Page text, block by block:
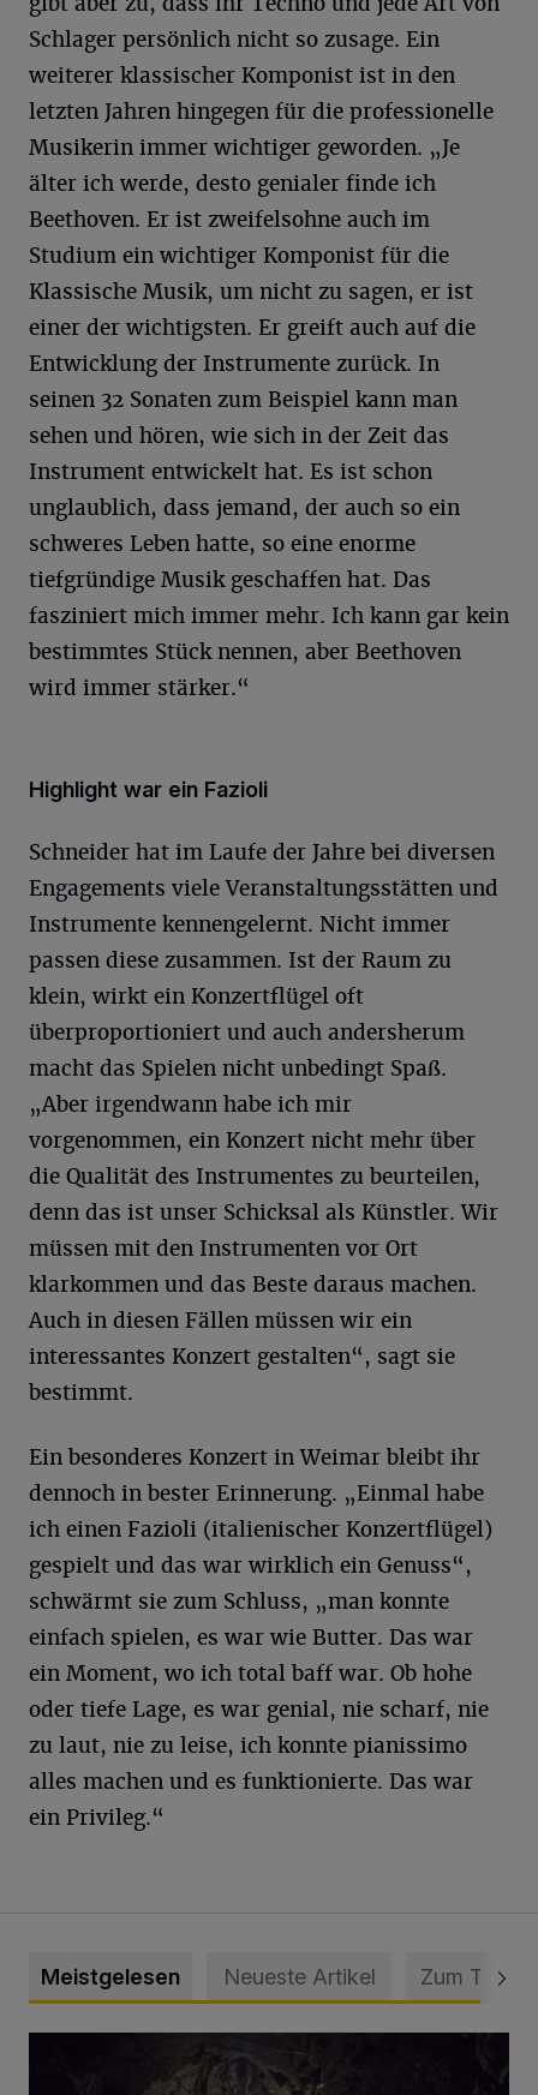
Schlager persönlich nicht so zusage. Ein
weiterer klassischer Komponist ist in den
letzten Jahren hingegen für die professionelle
Musikerin immer wichtiger geworden. „Je
älter ich werde, desto genialer finde ich
Beethoven. Er ist zweifelsohne auch im
Studium ein wichtiger Komponist für die
Klassische Musik, um nicht zu sagen, er ist
einer der wichtigsten. Er greift auch auf die
Entwicklung der Instrumente zurück. In
seinen 32 Sonaten zum Beispiel kann man
sehen und hören, wie sich in der Zeit das
Instrument entwickelt hat. Es ist schon
unglaublich, dass jemand, der auch so ein
schweres Leben hatte, so eine enorme
tiefgründige Musik geschaffen hat. Das
fasziniert mich immer mehr. Ich kann gar kein
bestimmtes Stück nennen, aber Beethoven
wird immer stärker.“
Highlight war ein Fazioli
Schneider hat im Laufe der Jahre bei diversen
Engagements viele Veranstaltungsstätten und
Instrumente kennengelernt. Nicht immer
passen diese zusammen. Ist der Raum zu
klein, wirkt ein Konzertflügel oft
überproportioniert und auch andersherum
macht das Spielen nicht unbedingt Spaß.
„Aber irgendwann habe ich mir
vorgenommen, ein Konzert nicht mehr über
die Qualität des Instrumentes zu beurteilen,
denn das ist unser Schicksal als Künstler. Wir
müssen mit den Instrumenten vor Ort
klarkommen und das Beste daraus machen.
Auch in diesen Fällen müssen wir ein
interessantes Konzert gestalten“, sagt sie
bestimmt.
Ein besonderes Konzert in Weimar bleibt ihr
dennoch in bester Erinnerung. „Einmal habe
ich einen Fazioli (italienischer Konzertflügel)
gespielt und das war wirklich ein Genuss“,
schwärmt sie zum Schluss, „man konnte
einfach spielen, es war wie Butter. Das war
ein Moment, wo ich total baff war. Ob hohe
oder tiefe Lage, es war genial, nie scharf, nie
zu laut, nie zu leise, ich konnte pianissimo
alles machen und es funktionierte. Das war
ein Privileg.“
Meistgelesen Neueste Artikel Zum Thema